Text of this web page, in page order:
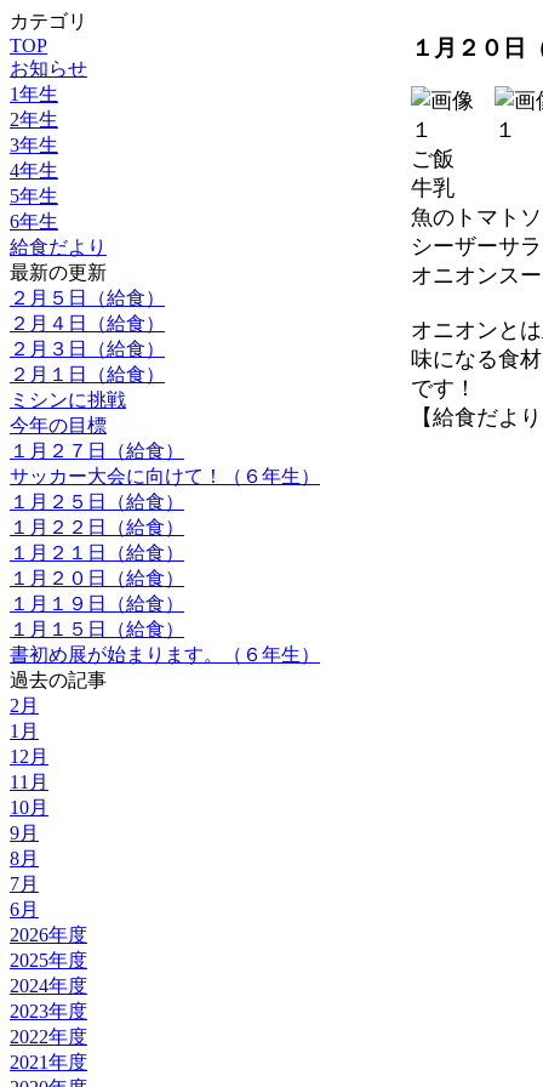
カテゴリ
TOP
お知らせ
1年生
2年生
3年生
4年生
5年生
6年生
給食だより
最新の更新
２月５日（給食）
２月４日（給食）
２月３日（給食）
２月１日（給食）
ミシンに挑戦
今年の目標
１月２７日（給食）
サッカー大会に向けて！（６年生）
１月２５日（給食）
１月２２日（給食）
１月２１日（給食）
１月２０日（給食）
１月１９日（給食）
１月１５日（給食）
書初め展が始まります。（６年生）
過去の記事
2月
1月
12月
11月
10月
9月
8月
7月
6月
2026年度
2025年度
2024年度
2023年度
2022年度
2021年度
１月２０日
ご飯
牛乳
魚のトマト
シーザーサ
オニオンス
オニオンと
味になる食
です！
【給食だよ